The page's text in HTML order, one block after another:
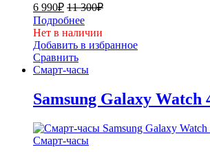
6 990₽ 11 300₽
Подробнее
Нет в наличии
Добавить в избранное
Сравнить
Смарт-часы
Samsung Galaxy Watch
Смарт-часы